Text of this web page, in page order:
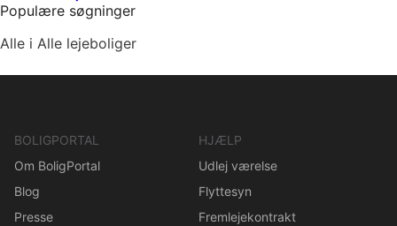
Populære søgninger
Alle i Alle lejeboliger
BOLIGPORTAL
Om BoligPortal
Blog
Presse
HJÆLP
Udlej værelse
Flyttesyn
Fremlejekontrakt